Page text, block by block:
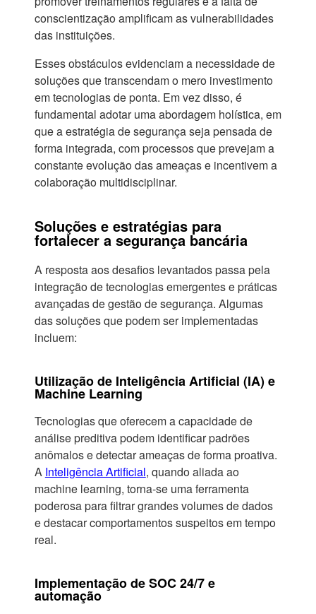
conscientização amplificam as vulnerabilidades
das instituições.
Esses obstáculos evidenciam a necessidade de
soluções que transcendam o mero investimento
em tecnologias de ponta. Em vez disso, é
fundamental adotar uma abordagem holística, em
que a estratégia de segurança seja pensada de
forma integrada, com processos que prevejam a
constante evolução das ameaças e incentivem a
colaboração multidisciplinar.
Soluções e estratégias para
fortalecer a segurança bancária
A resposta aos desafios levantados passa pela
integração de tecnologias emergentes e práticas
avançadas de gestão de segurança. Algumas
das soluções que podem ser implementadas
incluem:
Utilização de Inteligência Artificial (IA) e
Machine Learning
Tecnologias que oferecem a capacidade de
análise preditiva podem identificar padrões
anômalos e detectar ameaças de forma proativa.
A Inteligência Artificial, quando aliada ao
machine learning, torna-se uma ferramenta
poderosa para filtrar grandes volumes de dados
e destacar comportamentos suspeitos em tempo
real.
Implementação de SOC 24/7 e
automação